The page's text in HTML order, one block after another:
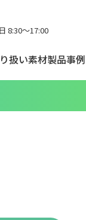
8:30〜17:00
扱い素材製品事例